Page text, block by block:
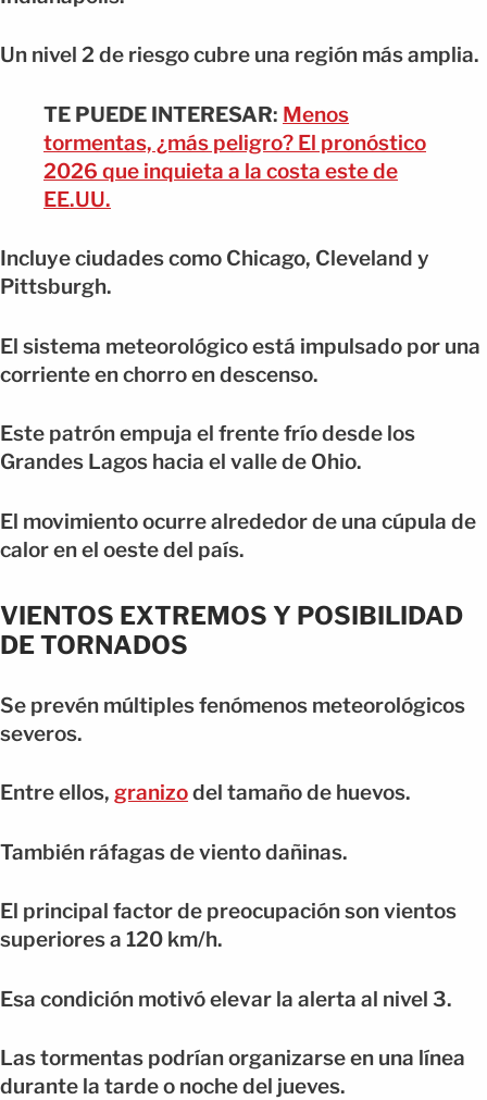
Un nivel 2 de riesgo cubre una región más amplia.
TE PUEDE INTERESAR: Menos
tormentas, ¿más peligro? El pronóstico
2026 que inquieta a la costa este de
EE.UU.
Incluye ciudades como Chicago, Cleveland y
Pittsburgh.
El sistema meteorológico está impulsado por una
corriente en chorro en descenso.
Este patrón empuja el frente frío desde los
Grandes Lagos hacia el valle de Ohio.
El movimiento ocurre alrededor de una cúpula de
calor en el oeste del país.
VIENTOS EXTREMOS Y POSIBILIDAD
DE TORNADOS
Se prevén múltiples fenómenos meteorológicos
severos.
Entre ellos, granizodel tamaño de huevos.
También ráfagas de viento dañinas.
El principal factor de preocupación son vientos
superiores a 120 km/h.
Esa condición motivó elevar la alerta al nivel 3.
Las tormentas podrían organizarse en una línea
durante la tarde o noche del jueves.